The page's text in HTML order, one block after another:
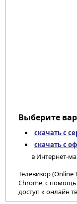
Выберите
скачать с
скачать с
в Интернет-
Телевизор (Online
Chrome, с
доступ к онлайн